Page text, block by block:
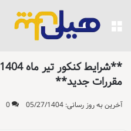
منو
مقررات جدید**
آخرین به روز رسانی: 05/27/1404 0